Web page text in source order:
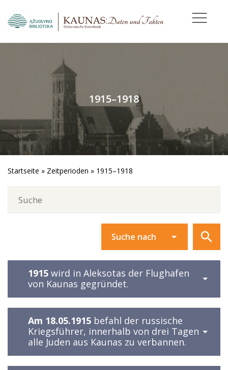
1915–1918
Startseite » Zeitperioden » 1915–1918
1915 wird in Aleksotas der Flughafen
von Kaunas gegründet.
Am 18.05.1915 befahl der russische
Kriegsführer, innerhalb von drei Tagen
alle Juden aus Kaunas zu verbannen.